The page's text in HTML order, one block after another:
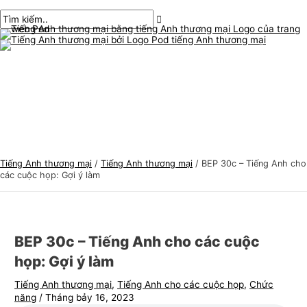
đến
nội
dung
đơn
chính
Tiếng Anh thương mại / Tiếng Anh thương mại / BEP 30c – Tiếng Anh cho
các cuộc họp: Gợi ý làm
BEP 30c – Tiếng Anh cho các cuộc
họp: Gợi ý làm
Tiếng Anh thương mại,Tiếng Anh cho các cuộc họp,Chức
năng /Tháng bảy 16, 2023
chuyển
hướng
ở
đây..
mail*
C
h
ủ
g
t
h
ư
ơ
T
ì
m